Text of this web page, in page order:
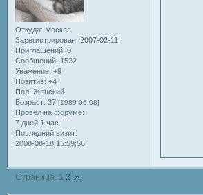
Откуда: Москва
Зарегистрирован: 2007-02-11
Приглашений: 0
Сообщений: 1522
Уважение: +9
Позитив: +4
Пол: Женский
Возраст: 37 [1989-06-08]
Провел на форуме:
7 дней 1 час
Последний визит:
2008-08-18 15:59:56
Страница: 1 2 »